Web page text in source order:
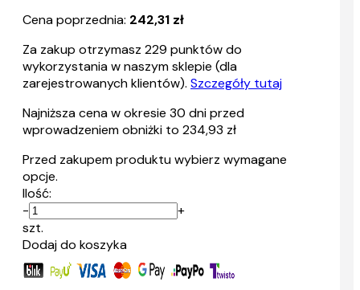
Cena poprzednia: 242,31 zł
Za zakup otrzymasz 229 punktów do
wykorzystania w naszym sklepie (dla
zarejestrowanych klientów). Szczegóły tutaj
Najniższa cena w okresie 30 dni przed
wprowadzeniem obniżki to 234,93 zł
Przed zakupem produktu wybierz wymagane
opcje.
Ilość:
-
+
szt.
Dodaj do koszyka